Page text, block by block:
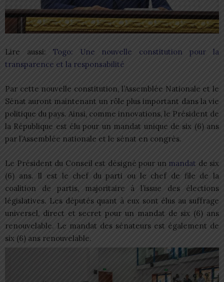
Lire aussi: Togo: Une nouvelle constitution pour la
transparence et la responsabilité
Par cette nouvelle constitution, l’Assemblée Nationale et le
Sénat auront maintenant un rôle plus important dans la vie
politique du pays. Ainsi, comme innovations, le Président de
la République est élu pour un mandat unique de six (6) ans
par l’Assemblée nationale et le sénat en congrès.
Le Président du Conseil est désigné pour un mandat de six
(6) ans. Il est le chef du parti ou le chef de file de la
coalition de partis, majoritaire à l’issue des élections
législatives. Les députés quant à eux sont élus au suffrage
universel, direct et secret pour un mandat de six (6) ans
renouvelable. Le mandat des sénateurs est également de
six (6) ans renouvelable.